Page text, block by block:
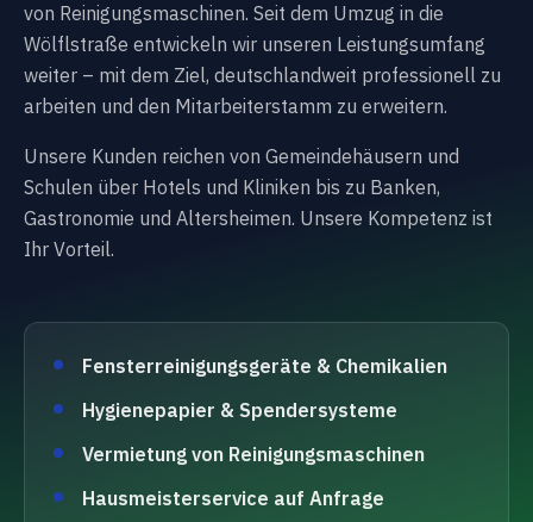
von Reinigungsmaschinen. Seit dem Umzug in die
Wölflstraße entwickeln wir unseren Leistungsumfang
weiter – mit dem Ziel, deutschlandweit professionell zu
arbeiten und den Mitarbeiterstamm zu erweitern.
Unsere Kunden reichen von Gemeindehäusern und
Schulen über Hotels und Kliniken bis zu Banken,
Gastronomie und Altersheimen. Unsere Kompetenz ist
Ihr Vorteil.
Fensterreinigungsgeräte & Chemikalien
Hygienepapier & Spendersysteme
Vermietung von Reinigungsmaschinen
Hausmeisterservice auf Anfrage